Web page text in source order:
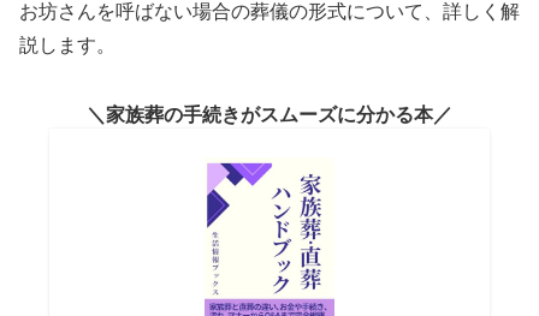
お坊さんを呼ばない場合の葬儀の形式について、詳しく解
説します。
家族葬の手続きがスムーズに分かる本